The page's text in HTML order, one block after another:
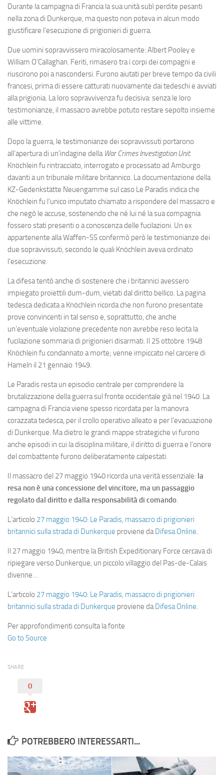
Durante la campagna di Francia la sua unità subì perdite pesanti
nella zona di Dunkerque, ma questo non poteva in alcun modo
giustificare l’esecuzione di prigionieri di guerra.
Due uomini sopravvissero miracolosamente: Albert Pooley e
William O’Callaghan. Feriti, rimasero tra i corpi dei compagni e
riuscirono poi a nascondersi. Furono aiutati per breve tempo da civili
francesi, prima di essere catturati nuovamente dai tedeschi e avviati
alla prigionia. La loro sopravvivenza fu decisiva: senza le loro
testimonianze, il massacro avrebbe potuto restare sepolto insieme
alle vittime.
Dopo la guerra, le testimonianze dei sopravvissuti portarono
all’apertura di un’indagine della War Crimes Investigation Unit.
Knöchlein fu rintracciato, interrogato e processato ad Amburgo
davanti a un tribunale militare britannico. La documentazione della
KZ-Gedenkstätte Neuengamme sul caso Le Paradis indica che
Knöchlein fu l’unico imputato chiamato a rispondere del massacro e
che negò le accuse, sostenendo che né lui né la sua compagnia
fossero stati presenti o a conoscenza delle fucilazioni. Un ex
appartenente alla Waffen-SS confermò però le testimonianze dei
due sopravvissuti, secondo le quali Knöchlein aveva ordinato
l’esecuzione.
La difesa tentò anche di sostenere che i britannici avessero
impiegato proiettili dum-dum, vietati dal diritto bellico. La pagina
tedesca dedicata a Knöchlein ricorda che non furono presentate
prove convincenti in tal senso e, soprattutto, che anche
un’eventuale violazione precedente non avrebbe reso lecita la
fucilazione sommaria di prigionieri disarmati. Il 25 ottobre 1948
Knöchlein fu condannato a morte; venne impiccato nel carcere di
Hameln il 21 gennaio 1949.
Le Paradis resta un episodio centrale per comprendere la
brutalizzazione della guerra sul fronte occidentale già nel 1940. La
campagna di Francia viene spesso ricordata per la manovra
corazzata tedesca, per il crollo operativo alleato e per l’evacuazione
di Dunkerque. Ma dietro le grandi mappe strategiche vi furono
anche episodi in cui la disciplina militare, il diritto di guerra e l’onore
del combattente furono deliberatamente calpestati.
Il massacro del 27 maggio 1940 ricorda una verità essenziale: la
resa non è una concessione del vincitore, ma un passaggio
regolato dal diritto e dalla responsabilità di comando.
L’articolo 27 maggio 1940: Le Paradis, massacro di prigionieri
britannici sulla strada di Dunkerque proviene daDifesa Online.
Il 27 maggio 1940, mentre la British Expeditionary Force cercava di
ripiegare verso Dunkerque, un piccolo villaggio del Pas-de-Calais
divenne…
L’articolo 27 maggio 1940: Le Paradis, massacro di prigionieri
britannici sulla strada di Dunkerque proviene daDifesa Online.
Per approfondimenti consulta la fonte
Go to Source
SHARE
0
POTREBBERO INTERESSARTI...